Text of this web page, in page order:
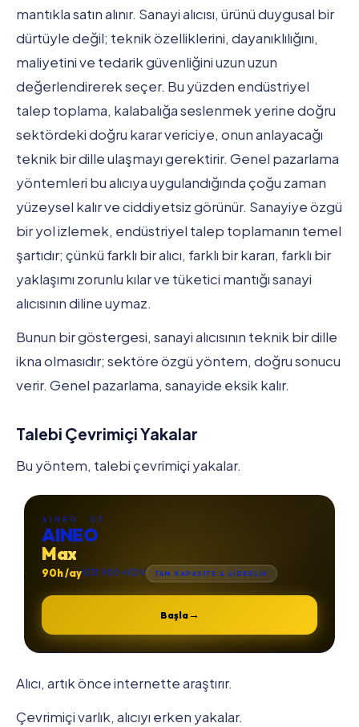
mantıkla satın alınır. Sanayi alıcısı, ürünü duygusal bir
dürtüyle değil; teknik özelliklerini, dayanıklılığını,
maliyetini ve tedarik güvenliğini uzun uzun
değerlendirerek seçer. Bu yüzden endüstriyel
talep toplama, kalabalığa seslenmek yerine doğru
sektördeki doğru karar vericiye, onun anlayacağı
teknik bir dille ulaşmayı gerektirir. Genel pazarlama
yöntemleri bu alıcıya uygulandığında çoğu zaman
yüzeysel kalır ve ciddiyetsiz görünür. Sanayiye özgü
bir yol izlemek, endüstriyel talep toplamanın temel
şartıdır; çünkü farklı bir alıcı, farklı bir kararı, farklı bir
yaklaşımı zorunlu kılar ve tüketici mantığı sanayi
alıcısının diline uymaz.
Bunun bir göstergesi, sanayi alıcısının teknik bir dille
ikna olmasıdır; sektöre özgü yöntem, doğru sonucu
verir. Genel pazarlama, sanayide eksik kalır.
Talebi Çevrimiçi Yakalar
Bu yöntem, talebi çevrimiçi yakalar.
AINEO · 03
AINEO
Max
90h /ay₺131.900 +KDV TAM KAPASİTE & LİDERLİK
Başla→
Alıcı, artık önce internette araştırır.
Çevrimiçi varlık, alıcıyı erken yakalar.